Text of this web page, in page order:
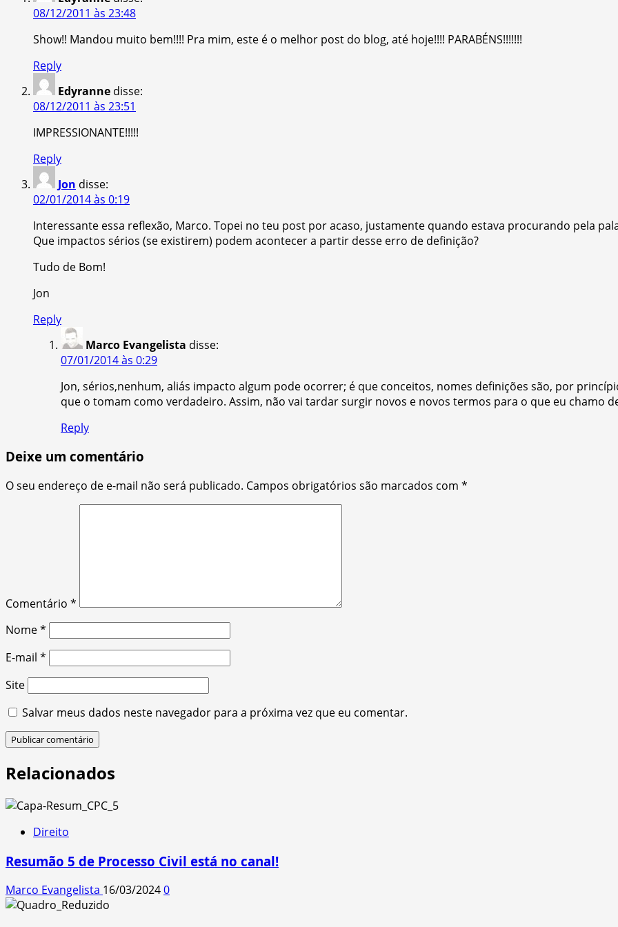
08/12/2011 às 23:48
Show!! Mandou muito bem!!!! Pra mim, este é o melhor post do blog, até hoje!!!! PARABÉNS!!!!!!!
Reply
Edyranne disse:
08/12/2011 às 23:51
IMPRESSIONANTE!!!!!
Reply
Jon disse:
02/01/2014 às 0:19
Interessante essa reflexão, Marco. Topei no teu post por acaso, justamente quando estava procurando pela
Que impactos sérios (se existirem) podem acontecer a partir desse erro de definição?
Tudo de Bom!
Jon
Reply
Marco Evangelista disse:
07/01/2014 às 0:29
Jon, sérios,nenhum, aliás impacto algum pode ocorrer; é que conceitos, nomes definições são, por
que o tomam como verdadeiro. Assim, não vai tardar surgir novos e novos termos para o que eu chamo
Reply
Deixe um comentário
O seu endereço de e-mail não será publicado. Campos obrigatórios são marcados com *
Comentário *
Nome*
E-mail *
Site
Salvar meus dados neste navegador para a próxima vez que eu comentar.
Relacionados
Direito
Resumão 5 de Processo Civil está no canal!
Marco Evangelista 16/03/20240